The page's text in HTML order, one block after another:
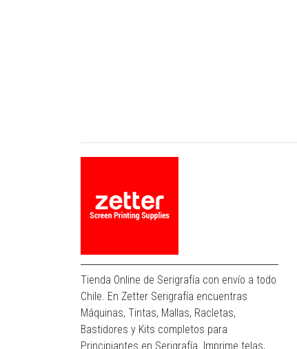
Tienda Online de Serigrafía con envío a todo
Chile. En Zetter Serigrafía encuentras
Máquinas, Tintas, Mallas, Racletas,
Bastidores y Kits completos para
Principiantes en Serigrafía. Imprime telas,